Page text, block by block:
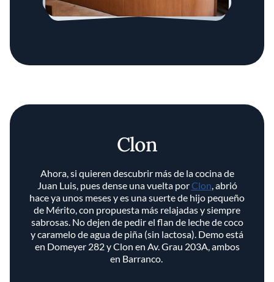
Clon
Ahora, si quieren descubrir más de la cocina de
Juan Luis, pues dense una vuelta porClon, abrió
hace ya unos meses y es una suerte de hijo pequeño
de Mérito, con propuesta más relajadas y siempre
sabrosas. No dejen de pedir el flan de leche de coco
y caramelo de agua de piña (sin lactosa). Demo está
en Domeyer 282 y Clon en Av. Grau 203A, ambos
en Barranco.